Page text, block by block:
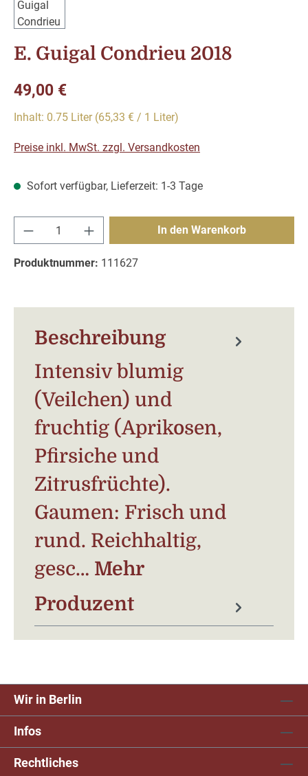
E. Guigal Condrieu 2018
Regulärer Preis:
49,00 €
Inhalt: 0.75 Liter (65,33 € / 1 Liter)
Preise inkl. MwSt. zzgl. Versandkosten
Sofort verfügbar, Lieferzeit: 1-3 Tage
Produkt Anzahl: Gib den gewünschten
In den Warenkorb
Produktnummer: 111627
Beschreibung
Intensiv blumig
(Veilchen) und
fruchtig (Aprikosen,
Pfirsiche und
Zitrusfrüchte).
Gaumen: Frisch und
rund. Reichhaltig,
gesc… Mehr
Produzent
Wir in Berlin
Infos
Rechtliches